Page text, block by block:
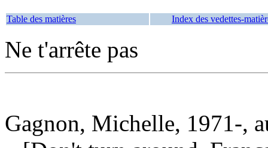
Table des matières Index des vedettes-
Ne t'arrête pas
Gagnon, Michelle, 1971-,